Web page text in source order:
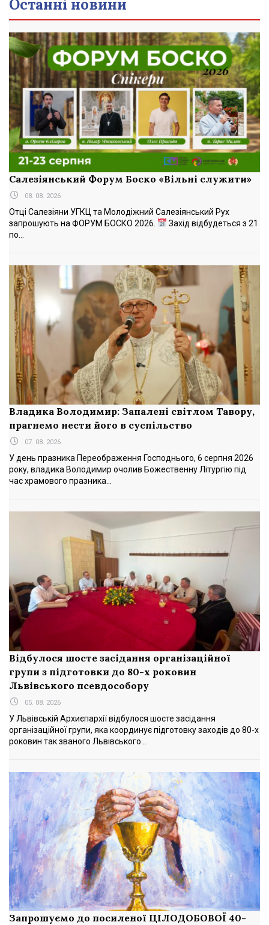
Останні новини
Салезіянський Форум Боско «Вільні служити»
08. 08. 2026
Отці Салезіяни УГКЦ та Молодіжний Салезіянський Рух
запрошують на ФОРУМ БОСКО 2026.
Захід відбудеться з 21
по...
Владика Володимир: Запалені світлом Тавору,
прагнемо нести його в суспільство
07. 08. 2026
У день празника Переображення Господнього, 6 серпня 2026
року, владика Володимир очолив Божественну Літургію під
час храмового празника...
Відбулося шосте засідання організаційної
групи з підготовки до 80-х роковин
Львівського псевдособору
05. 08. 2026
У Львівській Архиєпархії відбулося шосте засідання
організаційної групи, яка координує підготовку заходів до 80-х
роковин так званого Львівського...
Запрошуємо до посиленої ЦІЛОДОБОВОЇ 40-